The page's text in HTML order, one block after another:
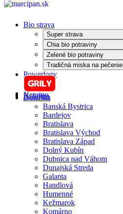
Bio strava
Super strava
Chia bio potraviny
Zelené bio potraviny
Tradičná miska na pečenie
Powerlogy
Neurinu
Kolagen
Donáška
Banská Bystrica
Bardejov
Bratislava
Bratislava Východ
Bratislava Západ
Dolný Kubín
Dubnica nad Váhom
Dunajská Streda
Galanta
Handlová
Humenné
Kežmarok
Komárno